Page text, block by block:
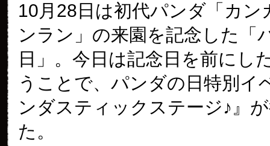
10月28日は初代パンダ「カン
ンラン」の来園を記念した「
日」。今日は記念日を前にし
うことで、パンダの日特別イ
ンダスティックステージ♪』
た。